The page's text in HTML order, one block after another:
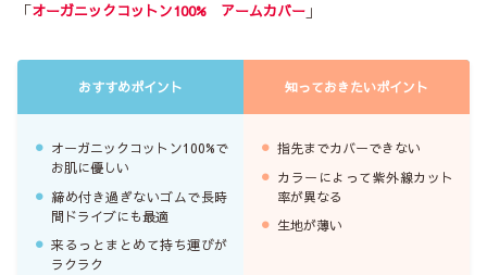
「オーガニックコットン100% アームカバー 」
おすすめポイント 知っておきたいポイント
オーガニックコットン100%で
お肌に優しい
締め付き過ぎないゴムで長時
間ドライブにも最適
来るっとまとめて持ち運びが
ラクラク
指先までカバーできない
カラーによって紫外線カット
率が異なる
生地が薄い